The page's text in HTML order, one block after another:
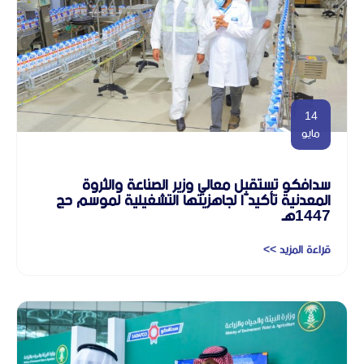
14
مايو
سدافكو تستقبل معالي وزير الصناعة والثروة
المعدنية تأكيدًا لجاهزيتها التشغيلية لموسم حج
1447هـ
قراءة المزيد >>